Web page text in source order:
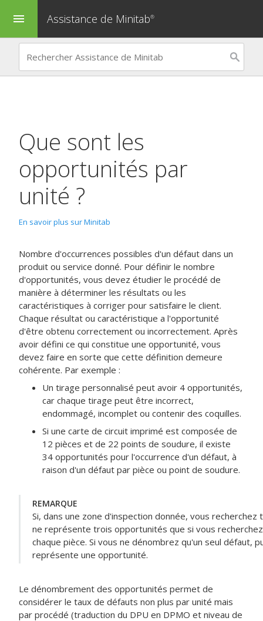
menu Assistance de Minitab®
Que sont les
opportunités par
unité ?
En savoir plus sur Minitab
Nombre d'occurrences possibles d'un défaut dans un
produit ou service donné. Pour définir le nombre
d'opportunités, vous devez étudier le procédé de
manière à déterminer les résultats ou les
caractéristiques à corriger pour satisfaire le client.
Chaque résultat ou caractéristique a l'opportunité
d'être obtenu correctement ou incorrectement. Après
avoir défini ce qui constitue une opportunité, vous
devez faire en sorte que cette définition demeure
cohérente. Par exemple :
Un tirage personnalisé peut avoir 4 opportunités,
car chaque tirage peut être incorrect,
endommagé, incomplet ou contenir des coquilles.
Si une carte de circuit imprimé est composée de
12 pièces et de 22 points de soudure, il existe
34 opportunités pour l'occurrence d'un défaut, à
raison d'un défaut par pièce ou point de soudure.
REMARQUE
Si, dans une zone d'inspection donnée, vous
ne représente trois opportunités que si vous
chaque pièce. Si vous ne dénombrez qu'un seul défaut,
représente une opportunité.
Le dénombrement des opportunités permet de
considérer le taux de défauts non plus par unité mais
par procédé (traduction du DPU en DPMO et niveau de